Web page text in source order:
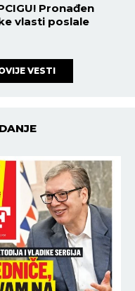
Pronađen
vlasti poslale
VESTI